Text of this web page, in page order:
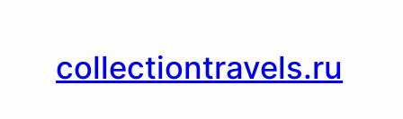
содержимому
collectiontravels.ru